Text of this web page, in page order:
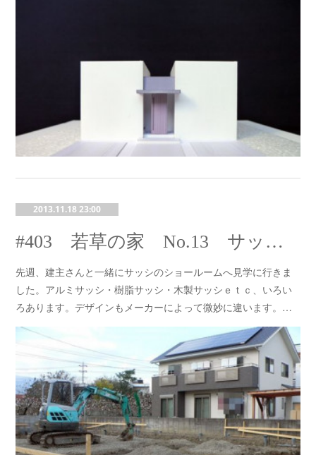
2013.11.18 23:00
#403 若草の家 No.13 サッシ ショールーム見学
先週、建主さんと一緒にサッシのショールームへ見学に行きま
した。アルミサッシ・樹脂サッシ・木製サッシｅｔｃ、いろい
ろあります。デザインもメーカーによって微妙に違います。…